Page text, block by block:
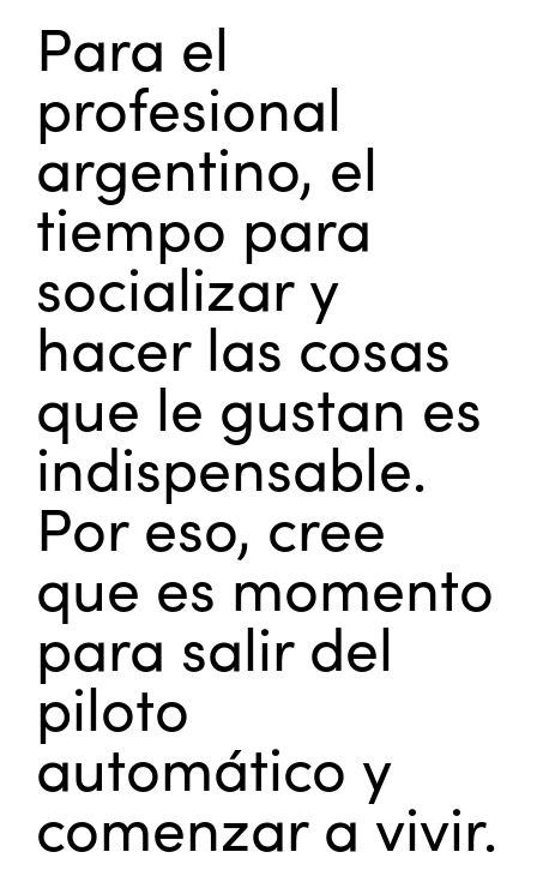
Para el
profesional
argentino, el
tiempo para
socializar y
hacer las cosas
que le gustan es
indispensable.
Por eso, cree
que es momento
para salir del
piloto
automático y
comenzar a vivir.